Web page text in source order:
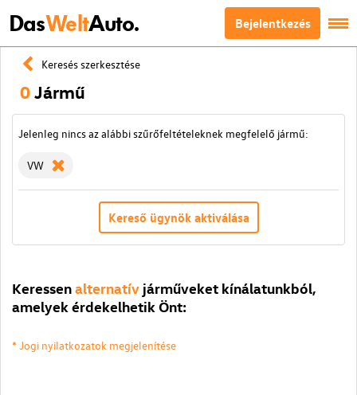
DasWeltAuto. Bejelentkezés
Keresés szerkesztése
0Jármű
Jelenleg nincs az alábbi szűrőfeltételeknek megfelelő jármű:
VW
Kereső ügynök aktiválása
Keressenalternatív járműveket kínálatunkból,
amelyek érdekelhetik Önt:
* Jogi nyilatkozatok megjelenítése